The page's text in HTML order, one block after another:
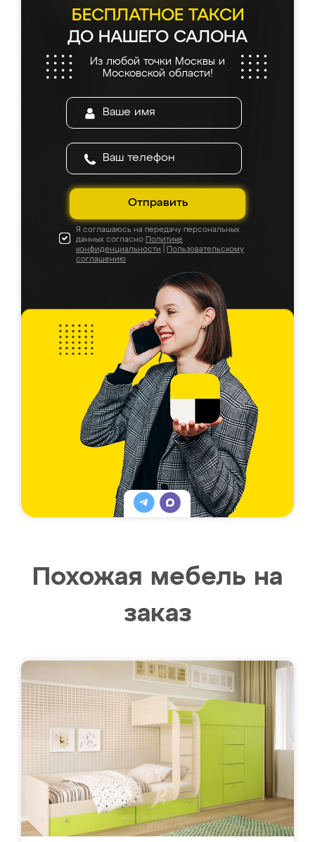
БЕСПЛАТНОЕ ТАКСИ
ДО НАШЕГО САЛОНА
Из любой точки Москвы и
Московской области!
Отправить
Я соглашаюсь на передачу персональных
данных согласно Политике
конфиденциальности
Пользовательскому
соглашению
Похожая мебель на
заказ